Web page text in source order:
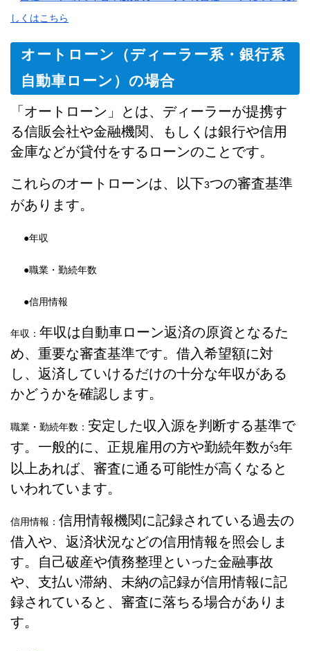
しくはこちら
オートローン（ディーラー系・銀行系
自動車ローン）の場合
「オートローン」とは、ディーラーが提携す
る信販会社や金融機関、もしくは銀行や信用
金庫などが貸付をするローンのことです。
これらのオートローンは、以下3つの審査基準
があります。
●年収
●職業・勤続年数
●信用情報
年収： 年収は自動車ローン返済の原資となるた
め、重要な審査基準です。借入希望額に対
し、返済していけるだけの十分な年収がある
かどうかを確認します。
職業・勤続年数： 安定した収入源を判断する基準で
す。一般的に、正規雇用の方や勤続年数が3年
以上あれば、審査に通る可能性が高くなると
いわれています。
信用情報： 信用情報機関に記録されている過去の
借入や、返済状況などの信用情報を照会しま
す。自己破産や債務整理といった金融事故
や、支払い滞納、未納の記録が信用情報に記
録されていると、審査に落ちる場合がありま
す。